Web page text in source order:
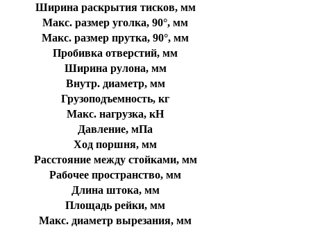
Ширина раскрытия тисков, мм
Макс. размер уголка, 90°, мм
Макс. размер прутка, 90°, мм
Пробивка отверстий, мм
Ширина рулона, мм
Внутр. диаметр, мм
Грузоподъемность, кг
Макс. нагрузка, кН
Давление, мПа
Ход поршня, мм
Расстояние между стойками, мм
Рабочее пространство, мм
Длина штока, мм
Площадь рейки, мм
Макс. диаметр вырезания, мм